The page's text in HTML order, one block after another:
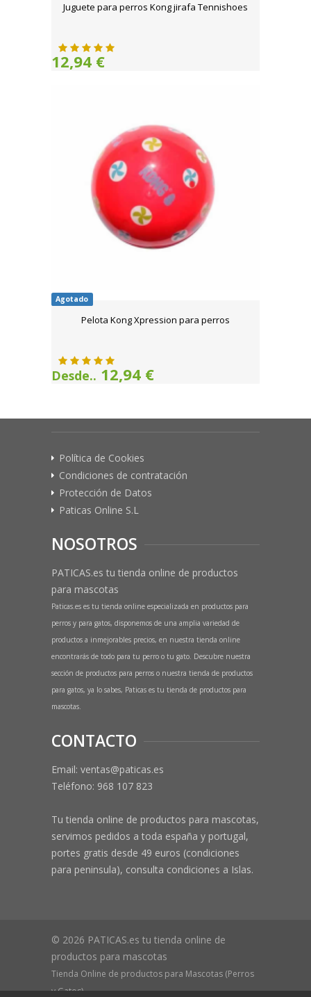
Juguete para perros Kong jirafa Tennishoes
12,94 €
Agotado
Pelota Kong Xpression para perros
Desde.. 12,94 €
Política de Cookies
Condiciones de contratación
Protección de Datos
Paticas Online S.L
NOSOTROS
PATICAS.es tu tienda online de productos
para mascotas
Paticas.es es tu tienda online especializada en productos para
perros y para gatos, disponemos de una amplia variedad de
productos a inmejorables precios, en nuestra tienda online
encontrarás de todo para tu perro o tu gato. Descubre nuestra
sección de productos para perros o nuestra tienda de productos
para gatos, ya lo sabes, Paticas es tu tienda de productos para
mascotas.
CONTACTO
Email: ventas@paticas.es
Teléfono: 968 107 823
Tu tienda online de productos para mascotas,
servimos pedidos a toda españa y portugal,
portes gratis desde 49 euros (condiciones
para peninsula), consulta condiciones a Islas.
© 2026 PATICAS.es tu tienda online de
productos para mascotas
Tienda Online de productos para Mascotas (Perros
y Gatos)